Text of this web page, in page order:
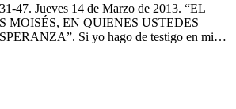
47. Jueves 14 de Marzo de 2013. “EL
MOISÉS, EN QUIENES USTEDES
Si yo hago de testigo en mi…